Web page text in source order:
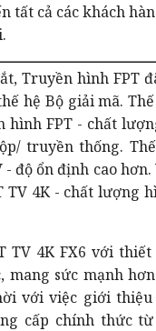
tất cả các khách
Truyền hình FPT
hệ Bộ giải mã.
hình FPT - chất
truyền thống.
- độ ổn định cao
TV 4K - chất lượng
TV 4K FX6 với
mang sức mạnh
với việc giới thiệu
cấp chính thức từ